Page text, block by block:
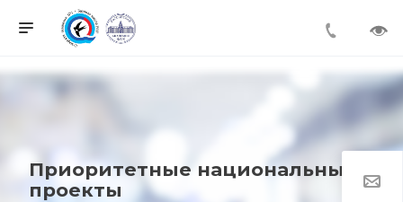
Приоритетные национальные
проекты